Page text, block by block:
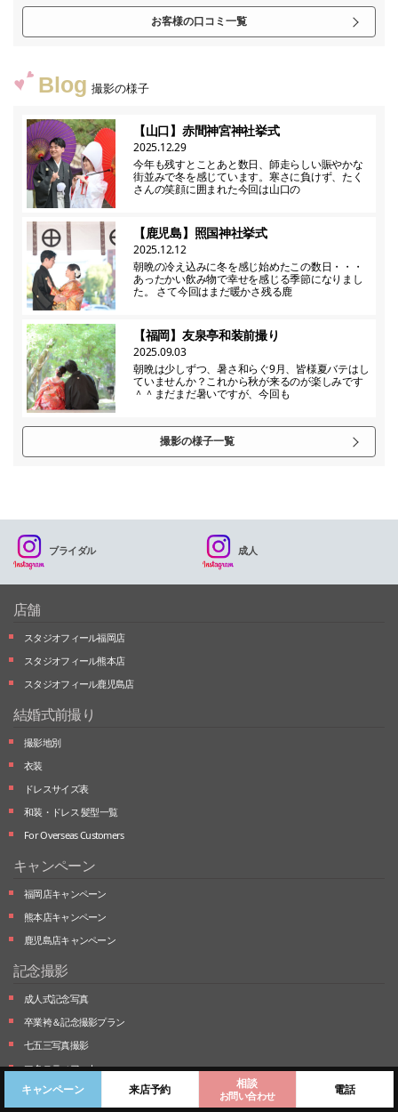
キャンペーン 来店予約 相談
お問い合わせ 電話
お客様の口コミ一覧
Blog 撮影の様子
【山口】赤間神宮神社挙式
2025.12.29
今年も残すとことあと数日、師走らしい賑やかな
街並みで冬を感じています。寒さに負けず、たく
さんの笑顔に囲まれた今回は山口の
【鹿児島】照国神社挙式
2025.12.12
朝晩の冷え込みに冬を感じ始めたこの数日・・・
あったかい飲み物で幸せを感じる季節になりまし
た。 さて今回はまだ暖かさ残る鹿
【福岡】友泉亭和装前撮り
2025.09.03
朝晩は少しずつ、暑さ和らぐ9月、皆様夏バテはし
ていませんか？これから秋が来るのが楽しみです
＾＾まだまだ暑いですが、今回も
撮影の様子一覧
ブライダル 成人
店舗
スタジオフィール福岡店
スタジオフィール熊本店
スタジオフィール鹿児島店
結婚式前撮り
撮影地別
衣装
ドレスサイズ表
和装・ドレス 髪型一覧
For Overseas Customers
キャンペーン
福岡店キャンペーン
熊本店キャンペーン
鹿児島店キャンペーン
記念撮影
成人式記念写真
卒業袴＆記念撮影プラン
七五三写真撮影
マタニティフォト
ベビーフォト（あかちゃん写真撮影）